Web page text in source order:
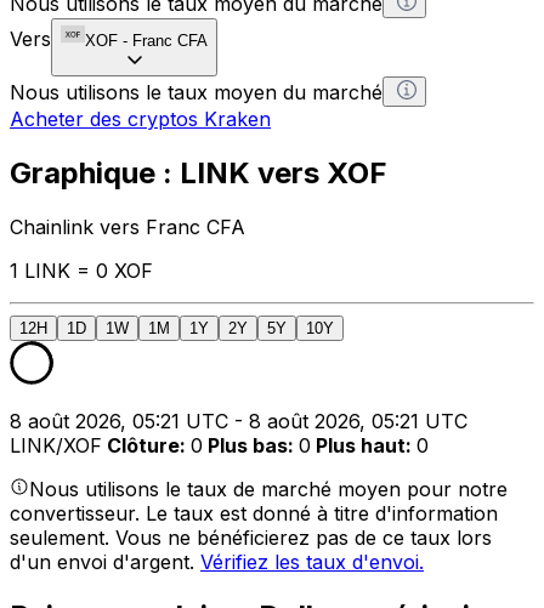
Vers
XOF - Franc CFA
Nous utilisons le taux moyen du marché
Acheter des cryptos Kraken
Graphique : LINK vers XOF
Chainlink vers Franc CFA
1 LINK = 0 XOF
12H 1D 1W 1M 1Y 2Y 5Y 10Y
8 août 2026, 05:21 UTC - 8 août 2026, 05:21 UTC
LINK/XOF Clôture: 0 Plus bas: 0 Plus haut: 0
Nous utilisons le taux de marché moyen pour notre
convertisseur. Le taux est donné à titre d'information
seulement. Vous ne bénéficierez pas de ce taux lors
d'un envoi d'argent. Vérifiez les taux d'envoi.